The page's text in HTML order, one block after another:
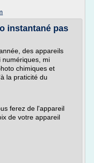
instantané pas
des appareils
numériques, mi
chimiques et
la praticité du
ferez de l'appareil
de votre appareil